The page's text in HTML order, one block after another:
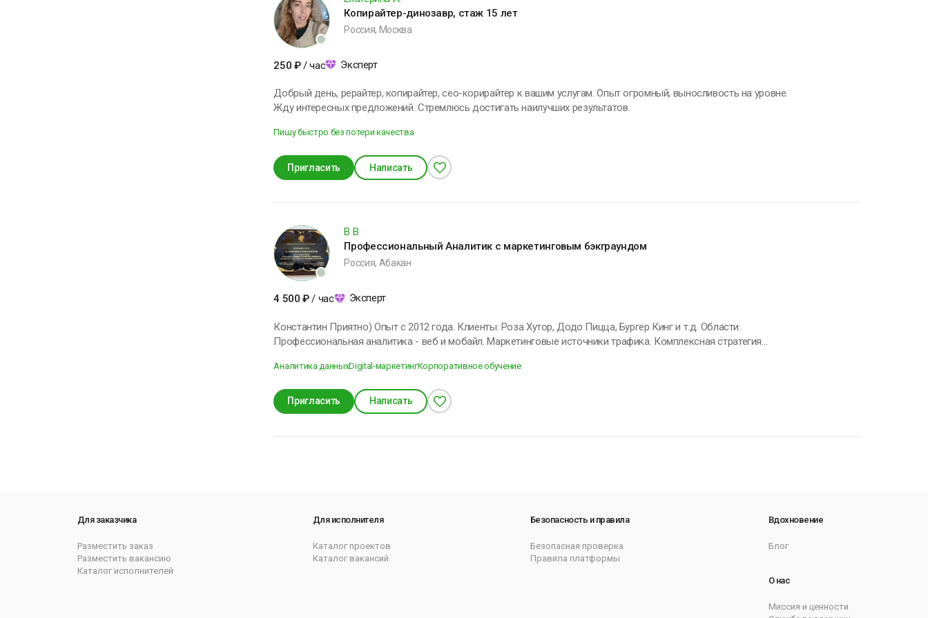
высот! Свяжитесь с нами — и мы предложим индивидуальное решение под ваши задачи и бизнес.
Копирайтер-динозавр, стаж 15 лет
Россия, Москва
250 ₽ / час Эксперт
Добрый день, рерайтер, копирайтер, сео-корирайтер к вашим услугам. Опыт огромный, выносливость на уровне.
Жду интересных предложений. Стремлюсь достигать наилучших результатов.
Пишу быстро без потери качества
Пригласить Написать
В В
Профессиональный Аналитик с маркетинговым бэкграундом
Россия, Абакан
4 500 ₽ / час Эксперт
Константин Приятно) Опыт с 2012 года. Клиенты: Роза Хутор, Додо Пицца, Бургер Кинг и т.д. Области:
Профессиональная аналитика - веб и мобайл. Маркетинговые источники трафика. Комплексная стратегия
Аналитика данныхDigital-маркетингКорпоративное обучение
Пригласить Написать
Для заказчика
Разместить заказ
Разместить вакансию
Каталог исполнителей
Для исполнителя
Каталог проектов
Каталог вакансий
Безопасность и правила
Безопасная проверка
Правила платформы
Вдохновение
Блог
О нас
Миссия и ценности